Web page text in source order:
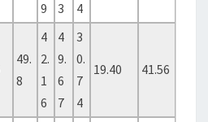
9
3
4
49.
8
4
2.
1
6
4
9.
6
7
3
0.
7
4
19.40 41.56